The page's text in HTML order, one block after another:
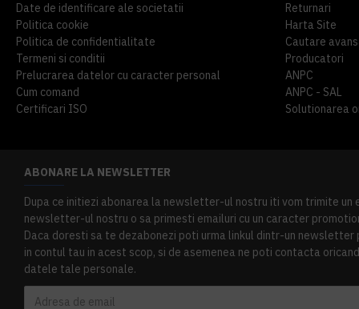
Date de identificare ale societatii
Politica cookie
Politica de confidentialitate
Termeni si conditii
Prelucrarea datelor cu caracter personal
Cum comand
Certificari ISO
Returnari
Harta Site
Cautare
Producatori
ANPC
ANPC - SAL
Solutionarea
ABONARE LA NEWSLETTER
Dupa ce initiezi abonarea la newsletter-ul nostru iti vom trimite
newsletter-ul nostru o sa primesti emailuri cu un caracter
Daca doresti sa te dezabonezi poti urma linkul dintr-un
in contul tau in acest scop, si de asemenea ne poti contacta
datele tale personale.